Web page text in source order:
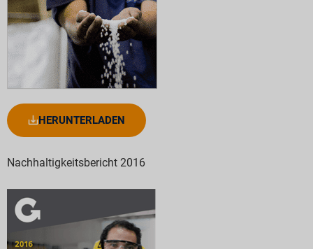
HERUNTERLADEN
Nachhaltigkeitsbericht 2016